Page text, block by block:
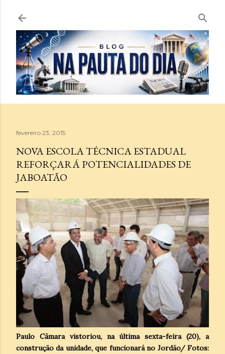
Pular para o conteúdo principal
fevereiro 23, 2015
NOVA ESCOLA TÉCNICA ESTADUAL
REFORÇARÁ POTENCIALIDADES DE
JABOATÃO
Paulo Câmara vistoriou, na última sexta-feira (20), a
construção da unidade, que funcionará no Jordão/ Fotos: